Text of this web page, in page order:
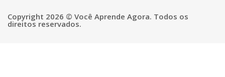
Copyright 2026 © Você Aprende Agora. Todos os
direitos reservados.